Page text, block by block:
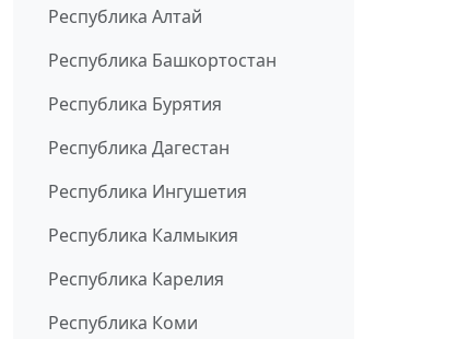
Республика Алтай
Республика Башкортостан
Республика Бурятия
Республика Дагестан
Республика Ингушетия
Республика Калмыкия
Республика Карелия
Республика Коми